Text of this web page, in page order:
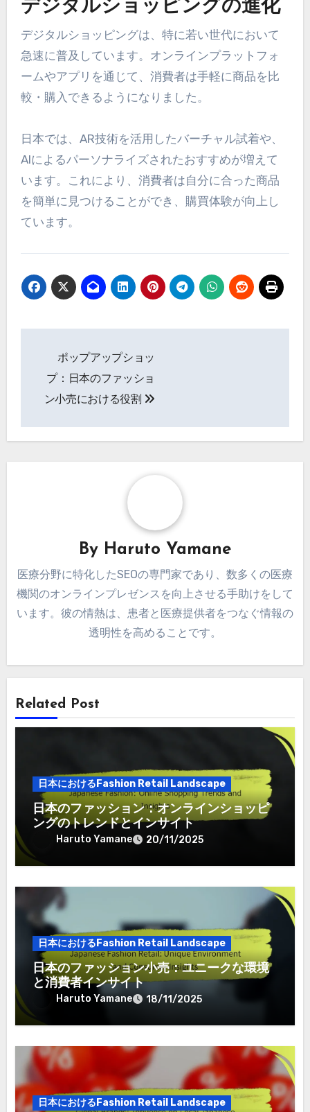
デジタルショッピングの進化
デジタルショッピングは、特に若い世代において
急速に普及しています。オンラインプラットフォ
ームやアプリを通じて、消費者は手軽に商品を比
較・購入できるようになりました。
日本では、AR技術を活用したバーチャル試着や、
AIによるパーソナライズされたおすすめが増えて
います。これにより、消費者は自分に合った商品
を簡単に見つけることができ、購買体験が向上し
ています。
navigation
ポップアップショッ
プ：日本のファッショ
ン小売における役割
By Haruto Yamane
医療分野に特化したSEOの専門家であり、数多くの医療
機関のオンラインプレゼンスを向上させる手助けをして
います。彼の情熱は、患者と医療提供者をつなぐ情報の
透明性を高めることです。
Related Post
日本におけるFashion Retail Landscape
日本のファッション：オンラインショッピ
ングのトレンドとインサイト
Haruto Yamane 20/11/2025
日本におけるFashion Retail Landscape
日本のファッション小売：ユニークな環境
と消費者インサイト
Haruto Yamane 18/11/2025
日本におけるFashion Retail Landscape